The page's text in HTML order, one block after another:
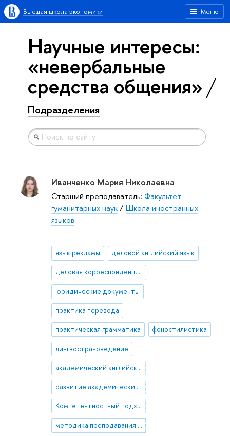
Меню
Высшая школа экономики
Научные интересы:
«невербальные
средства общения»
Подразделения
Иванченко Мария Николаевна
Старший преподаватель: Факультет
гуманитарных наук/Школа иностранных
языков
язык рекламы деловой английский язык
деловая корреспонденция
юридические документы
практика перевода
практическая грамматика фоностилистика
лингвострановедение
академический английский язык
развитие академических навыков
Компетентностный подход, ФГОС, принципы реализации подхода, деятельностная компетенция, профессиональная компетенция
методика преподавания EAP